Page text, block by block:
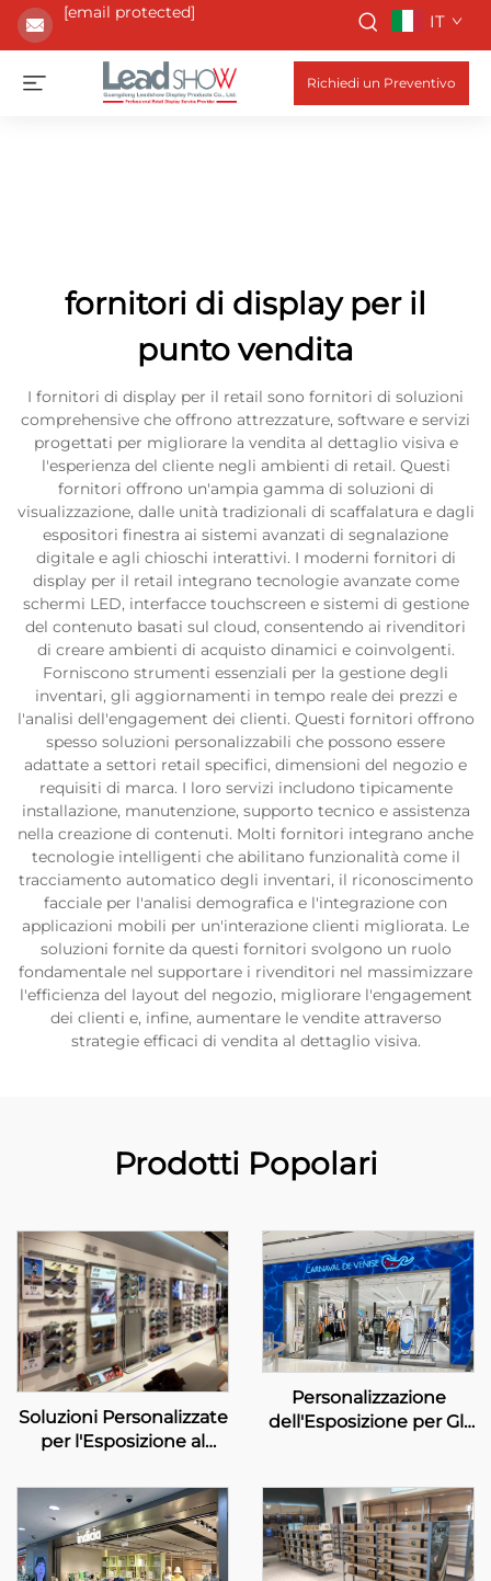
[email protected] IT
Richiedi un Preventivo
fornitori di display per il
punto vendita
I fornitori di display per il retail sono fornitori di soluzioni
comprehensive che offrono attrezzature, software e servizi
progettati per migliorare la vendita al dettaglio visiva e
l'esperienza del cliente negli ambienti di retail. Questi
fornitori offrono un'ampia gamma di soluzioni di
visualizzazione, dalle unità tradizionali di scaffalatura e dagli
espositori finestra ai sistemi avanzati di segnalazione
digitale e agli chioschi interattivi. I moderni fornitori di
display per il retail integrano tecnologie avanzate come
schermi LED, interfacce touchscreen e sistemi di gestione
del contenuto basati sul cloud, consentendo ai rivenditori
di creare ambienti di acquisto dinamici e coinvolgenti.
Forniscono strumenti essenziali per la gestione degli
inventari, gli aggiornamenti in tempo reale dei prezzi e
l'analisi dell'engagement dei clienti. Questi fornitori offrono
spesso soluzioni personalizzabili che possono essere
adattate a settori retail specifici, dimensioni del negozio e
requisiti di marca. I loro servizi includono tipicamente
installazione, manutenzione, supporto tecnico e assistenza
nella creazione di contenuti. Molti fornitori integrano anche
tecnologie intelligenti che abilitano funzionalità come il
tracciamento automatico degli inventari, il riconoscimento
facciale per l'analisi demografica e l'integrazione con
applicazioni mobili per un'interazione clienti migliorata. Le
soluzioni fornite da questi fornitori svolgono un ruolo
fondamentale nel supportare i rivenditori nel massimizzare
l'efficienza del layout del negozio, migliorare l'engagement
dei clienti e, infine, aumentare le vendite attraverso
strategie efficaci di vendita al dettaglio visiva.
Prodotti Popolari
Soluzioni Personalizzate
per l'Esposizione al
Sports
Personalizzazione
dell'Esposizione per Gli